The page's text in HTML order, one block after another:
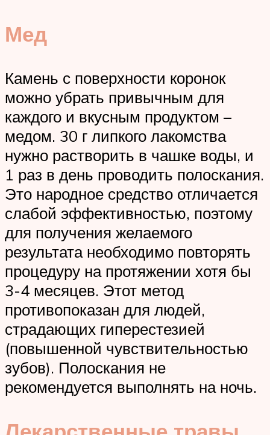
Мед
Камень с поверхности коронок
можно убрать привычным для
каждого и вкусным продуктом –
медом. 30 г липкого лакомства
нужно растворить в чашке воды, и
1 раз в день проводить полоскания.
Это народное средство отличается
слабой эффективностью, поэтому
для получения желаемого
результата необходимо повторять
процедуру на протяжении хотя бы
3-4 месяцев. Этот метод
противопоказан для людей,
страдающих гиперестезией
(повышенной чувствительностью
зубов). Полоскания не
рекомендуется выполнять на ночь.